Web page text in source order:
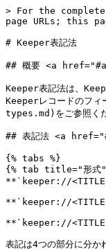
> For the
page URLs; this
# Keeper表記法
## 概要 <a
Keeper表記法は、
Keeperレコードのフ
types.md)をご参照くだ
## 表記法 <a
{% tabs %}
{% tab title="形式
**`keeper://
**`keeper://
**`keeper://
表記は4つの部分に分か